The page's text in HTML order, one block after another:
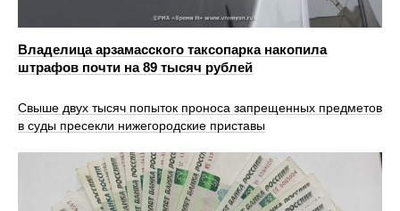
Владелица арзамасского таксопарка накопила
штрафов почти на 89 тысяч рублей
Свыше двух тысяч попыток проноса запрещенных предметов
в суды пресекли нижегородские приставы